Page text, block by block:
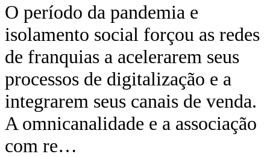
O período da pandemia e
isolamento social forçou as redes
de franquias a acelerarem seus
processos de digitalização e a
integrarem seus canais de venda.
A omnicanalidade e a associação
com re…